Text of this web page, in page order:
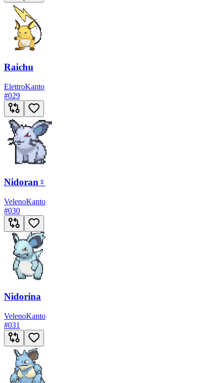
Raichu
ElettroKanto
#029
Nidoran♀
VelenoKanto
#030
Nidorina
VelenoKanto
#031